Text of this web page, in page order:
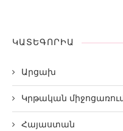
ԿԱՏԵԳՈՐԻԱ
Արցախ
Կրթական
Հայաստան